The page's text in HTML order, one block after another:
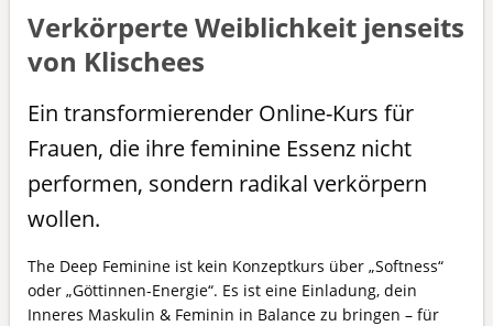
Verkörperte Weiblichkeit jenseits
von Klischees
Ein transformierender Online-Kurs für
Frauen, die ihre feminine Essenz nicht
performen, sondern radikal verkörpern
wollen.
The Deep Feminine ist kein Konzeptkurs über „Softness“
oder „Göttinnen-Energie“. Es ist eine Einladung, dein
Inneres Maskulin & Feminin in Balance zu bringen – für